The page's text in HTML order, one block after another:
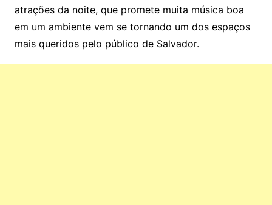
atrações da noite, que promete muita música boa
em um ambiente vem se tornando um dos espaços
mais queridos pelo público de Salvador.